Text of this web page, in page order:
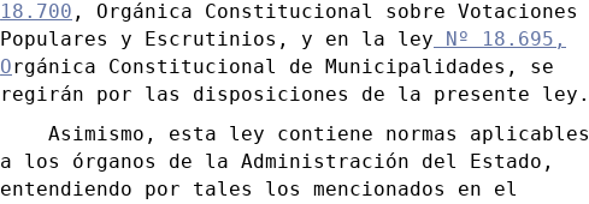
18.700 , Orgánica Constitucional sobre Votaciones
Populares y Escrutinios, y en la ley Nº 18.695,
Orgánica Constitucional de Municipalidades, se
regirán por las disposiciones de la presente ley.
Asimismo, esta ley contiene normas aplicables
a los órganos de la Administración del Estado,
entendiendo por tales los mencionados en el